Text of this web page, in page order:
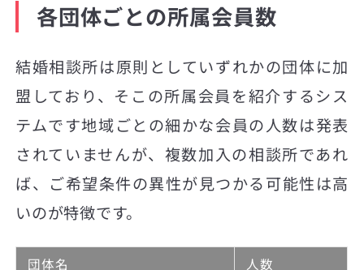
各団体ごとの所属会員数
結婚相談所は原則としていずれかの団体に加
盟しており、そこの所属会員を紹介するシス
テムです地域ごとの細かな会員の人数は発表
されていませんが、複数加入の相談所であれ
ば、ご希望条件の異性が見つかる可能性は高
いのが特徴です。
団体名
人数